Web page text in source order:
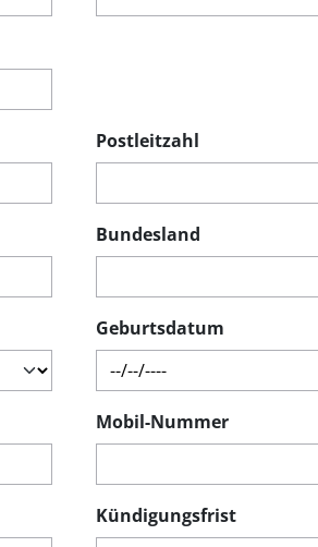
Postleitzahl
Bundesland
Geburtsdatum
Mobil-Nummer
Kündigungsfrist